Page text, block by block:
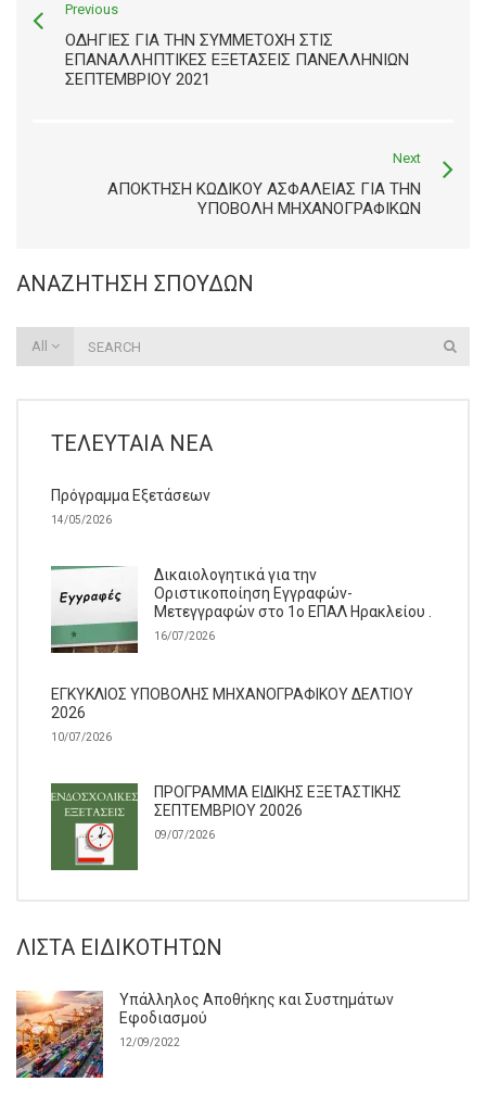
Previous
ΟΔΗΓΊΕΣ ΓΙΑ ΤΗΝ ΣΥΜΜΕΤΟΧΉ ΣΤΙΣ
ΕΠΑΝΑΛΛΗΠΤΙΚΈΣ ΕΞΕΤΆΣΕΙΣ ΠΑΝΕΛΛΗΝΙΩΝ
ΣΕΠΤΕΜΒΡΙΟΥ 2021
Next
ΑΠΌΚΤΗΣΗ ΚΩΔΙΚΟΎ ΑΣΦΆΛΕΙΑΣ ΓΙΑ ΤΗΝ
ΥΠΟΒΟΛΉ ΜΗΧΑΝΟΓΡΑΦΙΚΏΝ
ΑΝΑΖΉΤΗΣΗ ΣΠΟΥΔΏΝ
All
ΤΕΛΕΥΤΑΊΑ ΝΈΑ
Πρόγραμμα Εξετάσεων
14/05/2026
Δικαιολογητικά για την
Οριστικοποίηση Εγγραφών-
Μετεγγραφών στο 1ο ΕΠΑΛ Ηρακλείου .
16/07/2026
ΕΓΚΥΚΛΙΟΣ ΥΠΟΒΟΛΗΣ ΜΗΧΑΝΟΓΡΑΦΙΚΟΥ ΔΕΛΤΙΟΥ
2026
10/07/2026
ΠΡΟΓΡΑΜΜΑ ΕΙΔΙΚΗΣ ΕΞΕΤΑΣΤΙΚΗΣ
ΣΕΠΤΕΜΒΡΙΟΥ 20026
09/07/2026
ΛΊΣΤΑ ΕΙΔΙΚΟΤΉΤΩΝ
Υπάλληλος Αποθήκης και Συστημάτων
Εφοδιασμού
12/09/2022